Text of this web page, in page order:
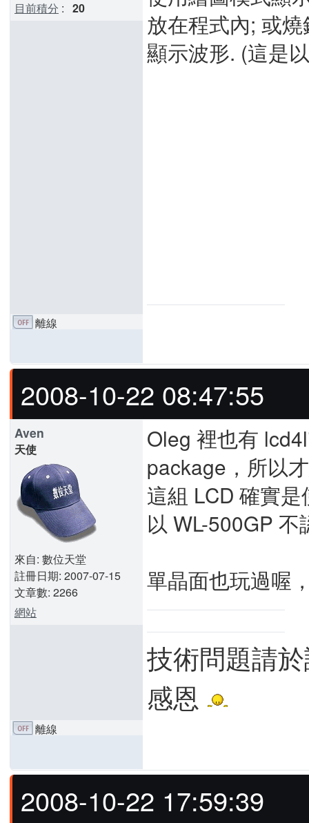
目前積分 : 20
放在程式內; 或
顯示波形. (這是
離線
2008-10-22 08:47:55
Aven
天使
來自: 數位天堂
註冊日期: 2007-07-15
文章數: 2266
網站
Oleg 裡也有
package，所以
這組 LCD 確實
以 WL-500GP
單晶面也玩過喔
技術問題請
感恩
離線
2008-10-22 17:59:39